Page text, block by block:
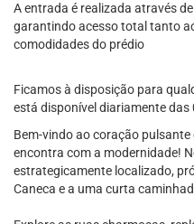
A entrada é realizada através
garantindo acesso total tanto
comodidades do prédio
Ficamos à disposição para
está disponível diariamente das
Bem-vindo ao coração
encontra com a modernidade!
estrategicamente localizado,
Caneca e a uma curta